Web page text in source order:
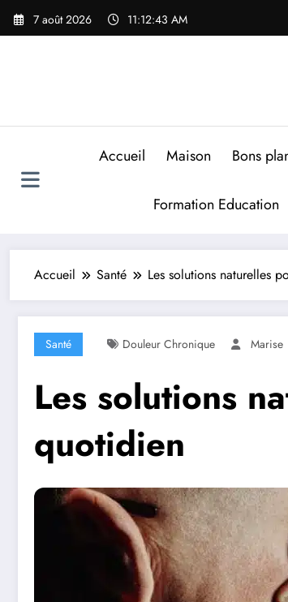
Aller
7 août 2026 11:12:44 AM
Accueil Maison Bons
Formation Education
Accueil Santé Les solutions naturelles
Santé Douleur Chronique Marise
Les solutions
quotidien